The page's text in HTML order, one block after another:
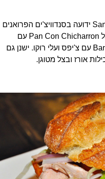
אז מה נמצא שם? ראשית, Sanguchon ידועה בסנדוויצ'ים הפרואנים
האגדיים שלה. אז כדאי לכם ללכת על Pan Con Chicharron עם
בטטה מטוגנת ובשר בקר או Barbacoa עם צ'יפס ועלי רוקו. ישנן גם